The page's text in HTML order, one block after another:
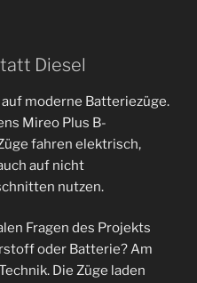
Diesel
moderne Batteriezüge.
Mireo Plus B-
fahren elektrisch,
auf nicht
nutzen.
Fragen des Projekts
oder Batterie? Am
Die Züge laden